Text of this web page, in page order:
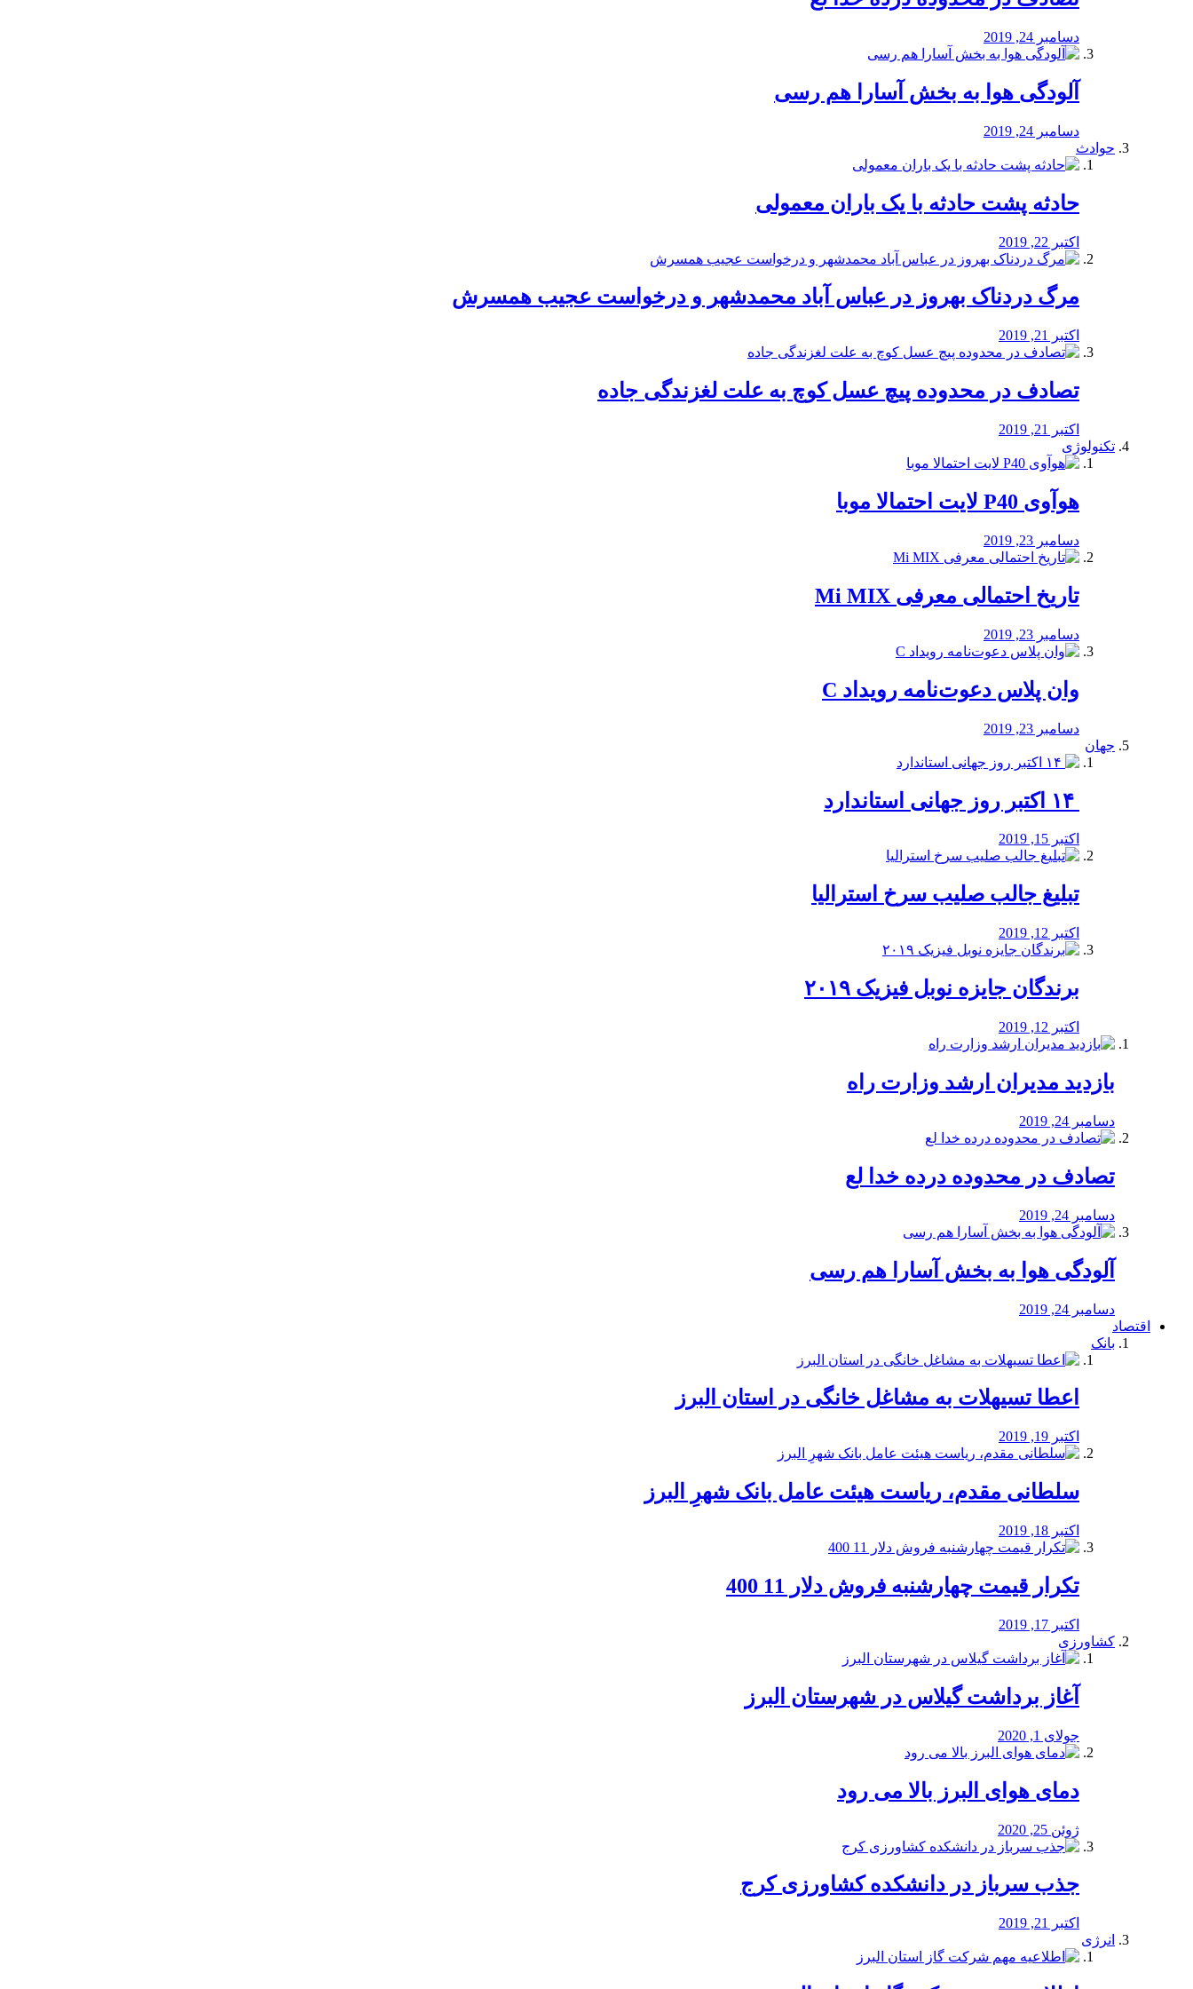
دسامبر 24, 2019
آلودگی هوا به بخش آسارا هم رسی
دسامبر 24, 2019
حوادث
️حادثه پشت حادثه با یک باران معمولی
اکتبر 22, 2019
مرگ دردناک بهروز در عباس آباد محمدشهر و درخواست عجیب همسرش
اکتبر 21, 2019
تصادف در محدوده پیچ عسل کوچ به علت لغزندگی جاده
اکتبر 21, 2019
تکنولوژی
هوآوی P40 لایت احتمالا موبا
دسامبر 23, 2019
تاریخ احتمالی معرفی Mi MIX
دسامبر 23, 2019
وان پلاس دعوت‌نامه رویداد C
دسامبر 23, 2019
جهان
اکتبر 15, 2019
تبلیغ جالب صلیب سرخ استرالیا
اکتبر 12, 2019
برندگان جایزه نوبل فیزیک ۲۰۱۹
اکتبر 12, 2019
بازدید مدیران ارشد وزارت راه
دسامبر 24, 2019
تصادف در محدوده درده خدا لع
دسامبر 24, 2019
آلودگی هوا به بخش آسارا هم رسی
دسامبر 24, 2019
اقتصاد
بانک
️اعطا تسیهلات به مشاغل خانگی در استان البرز
اکتبر 19, 2019
سلطانی مقدم، ریاست هیئت عامل بانک شهرِ البرز
اکتبر 18, 2019
تکرار قیمت چهارشنبه فروش دلار 11 400
اکتبر 17, 2019
کشاورزی
آغاز برداشت گیلاس در شهرستان البرز
جولای 1, 2020
دمای هوای البرز بالا می رود
ژوئن 25, 2020
جذب سرباز در دانشکده کشاورزی کرج
اکتبر 21, 2019
انرژی